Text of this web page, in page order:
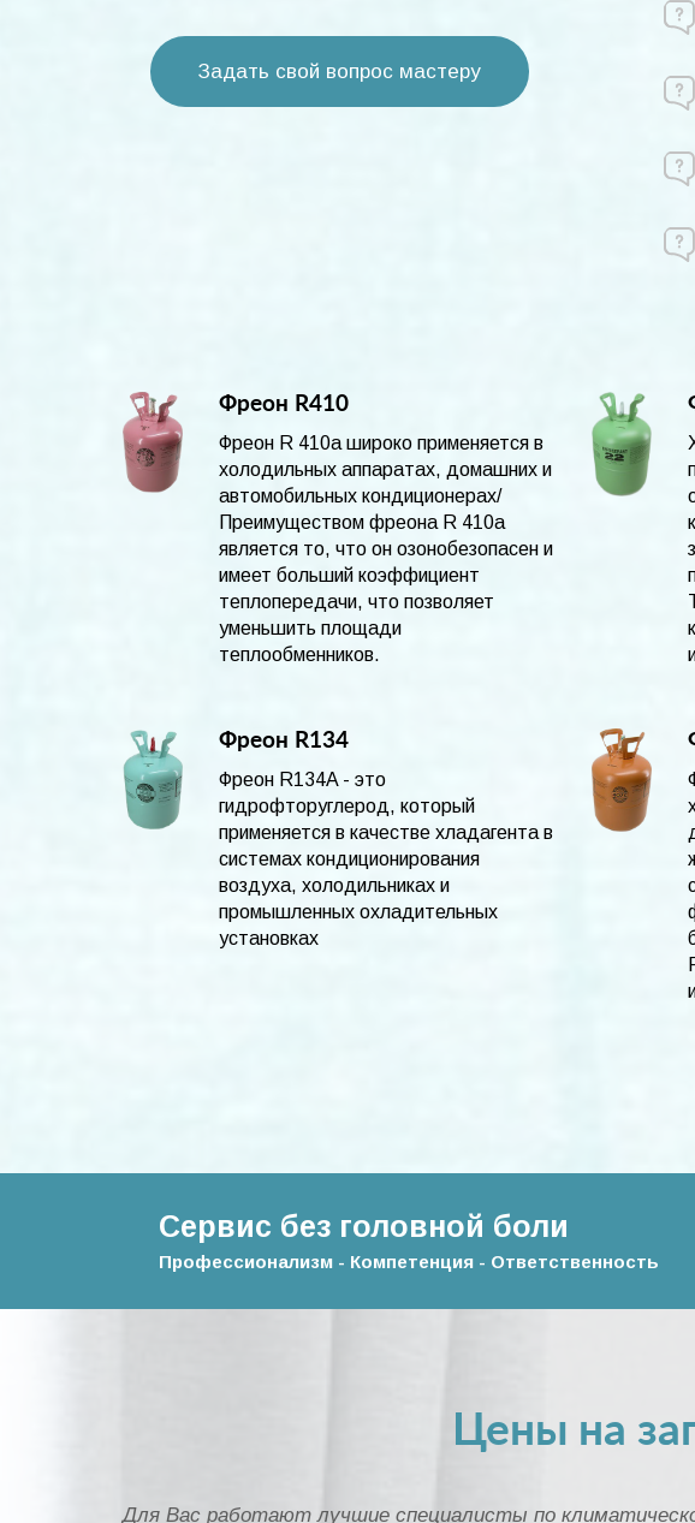
Задать свой вопрос мастеру
Фреон R410
Фреон R 410а широко применяется в
холодильных аппаратах, домашних и
автомобильных кондиционерах/
Преимуществом фреона R 410а
является то, что он озонобезопасен и
имеет больший коэффициент
теплопередачи, что позволяет
уменьшить площади
теплообменников.
Фреон R134
Фреон R134A - это
гидрофторуглерод, который
применяется в качестве хладагента в
системах кондиционирования
воздуха, холодильниках и
промышленных охладительных
установках
Сервис без головной боли
Профессионализм - Компетенция - Ответственность
Цены на
Для Вас работают лучшие специалисты по